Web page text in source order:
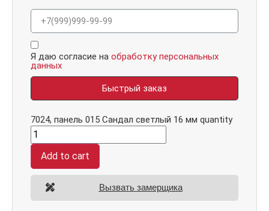
Я даю согласие на обработку персональных
данных
Быстрый заказ
7024, панель 015 Сандал светлый 16 мм quantity
Add to cart
Вызвать замерщика